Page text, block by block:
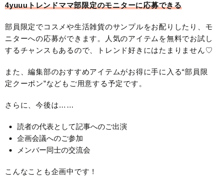
4yuuuトレンドママ部限定のモニターに応募できる
部員限定でコスメや生活雑貨のサンプルをお配りしたり、モ
ニターへの応募ができます。人気のアイテムを無料でお試し
するチャンスもあるので、トレンド好きにはたまりません♡
また、編集部のおすすめアイテムがお得に手に入る“部員限
定クーポン”などもご用意する予定です。
さらに、今後は……
読者の代表として記事へのご出演
企画会議へのご参加
メンバー同士の交流会
こんなことも企画中です！